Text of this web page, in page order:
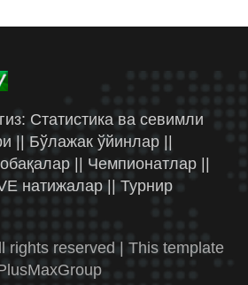
Статистика ва севимли
|| Бўлажак ўйинлар ||
|| Чемпионатлар ||
натижалар || Турнир
rights reserved | This template